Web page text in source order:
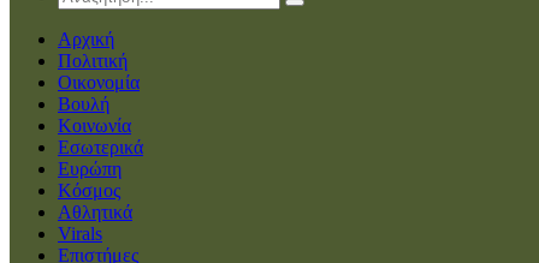
Αρχική
Πολιτική
Οικονομία
Βουλή
Κοινωνία
Εσωτερικά
Ευρώπη
Κόσμος
Αθλητικά
Virals
Επιστήμες